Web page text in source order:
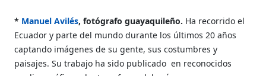
* Manuel Avilés, fotógrafo guayaquileño. Ha recorrido el
Ecuador y parte del mundo durante los últimos 20 años
captando imágenes de su gente, sus costumbres y
paisajes. Su trabajo hasido publicado en reconocidos